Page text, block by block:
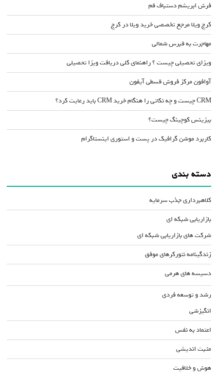
فرش ابریشم دستباف قم
کرج ویلا مرجع تخصصی خرید ویلا در کرج
مهاجرت به قبرس شمالی
ویزای تحصیلی چیست ؟ راهنمای کلی دریافت ویزا تحصیلی
آوافون مرکز فروش قسطی آیفون
CRM چیست و چه نکاتی را هنگام خرید CRM باید رعایت کرد؟
بیزینس کوچینگ چیست؟
کاربرد موشن گرافیک در پست و استوری اینستاگرام
دسته بندی
کلاهبرداری جذب سرمایه
بازاریابی شبکه ای
شرکت های بازاریابی شبکه ای
زندگینامه نتورکرهای موفق
دسیسه های هرمی
رشد و توسعه فردی
انگیزشی
اعتماد به نفس
مثبت اندیشی
هوش و خلاقیت